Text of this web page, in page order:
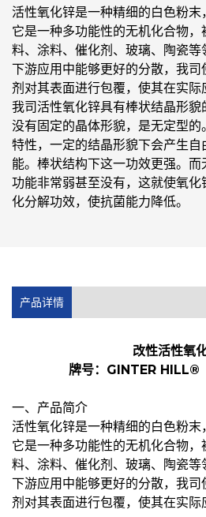
活性氧化锌是一种精细的白色粉末
它是一种多功能性的无机化合物
料、涂料、催化剂、玻璃、陶瓷
下游应用中能够更好的分散，我
剂对其表面进行包覆，使其在实际
我司活性氧化锌具有棒状结晶形
没有固定的晶体形貌，是无定型
特性，一定的结晶形貌下会产生
能。棒状结构下这一功效更强。
功能非常弱甚至没有，这就使氧
化分解功效，使抗菌能力降低。
产品详情
改性活性氧
牌号：GINTER
一、产品简介
活性氧化锌是一种精细的白色粉末
它是一种多功能性的无机化合物
料、涂料、催化剂、玻璃、陶瓷
下游应用中能够更好的分散，我
剂对其表面进行包覆，使其在实际